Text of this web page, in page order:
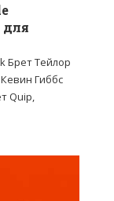
Брет Тейлор
Гиббс
Quip,